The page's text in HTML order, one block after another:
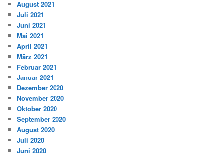
August 2021
Juli 2021
Juni 2021
Mai 2021
April 2021
März 2021
Februar 2021
Januar 2021
Dezember 2020
November 2020
Oktober 2020
September 2020
August 2020
Juli 2020
Juni 2020